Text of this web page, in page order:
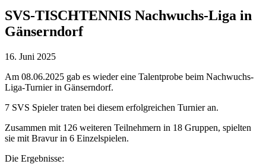
SVS-TISCHTENNIS Nachwuchs-Liga in
Gänserndorf
16. Juni 2025
Am 08.06.2025 gab es wieder eine Talentprobe beim Nachwuchs-
Liga-Turnier in Gänserndorf.
7 SVS Spieler traten bei diesem erfolgreichen Turnier an.
Zusammen mit 126 weiteren Teilnehmern in 18 Gruppen, spielten
sie mit Bravur in 6 Einzelspielen.
Die Ergebnisse: